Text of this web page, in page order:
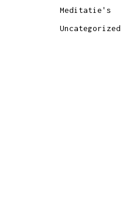
Meditatie's
Uncategorized